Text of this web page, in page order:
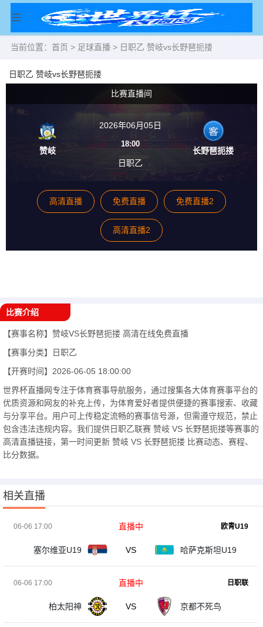
当前位置： 首页 > 足球直播 > 日职乙 赞岐vs长野琶扼搂
日职乙 赞岐vs长野琶扼搂
比赛直播间
赞岐
2026年06月05日
18:00
日职乙
长野琶扼搂
高清直播 免费直播 免费直播2
高清直播2
比赛介绍
【赛事名称】 赞岐VS长野琶扼搂 高清在线免费直播
【赛事分类】
日职乙
【开赛时间】 2026-06-05 18:00:00
世界杯直播网专注于体育赛事导航服务，通过搜集各大体育赛事平台的
优质资源和网友的补充上传，为体育爱好者提供便捷的赛事搜索、收藏
与分享平台。用户可上传稳定流畅的赛事信号源，但需遵守规范，禁止
包含违法违规内容。我们提供日职乙联赛 赞岐 VS 长野琶扼搂等赛事的
高清直播链接，第一时间更新 赞岐 VS 长野琶扼搂 比赛动态、赛程、
比分数据。
相关直播
06-06 17:00 欧青U19
塞尔维亚U19 VS 哈萨克斯坦U19
直播中
06-06 17:00 日职联
柏太阳神 VS 京都不死鸟
直播中